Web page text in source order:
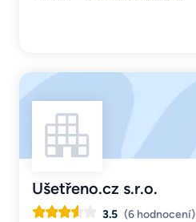
Ušetřeno.cz s.r.o.
3.5 (6 hodnocení)